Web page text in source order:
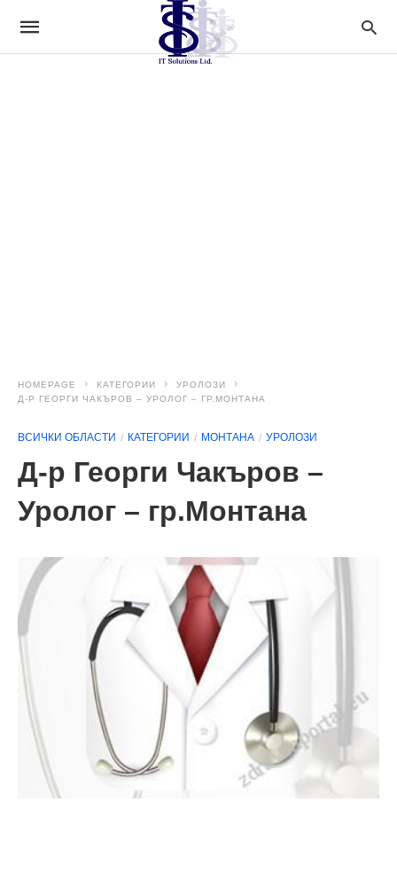
HOMEPAGE КАТЕГОРИИ
УРОЛОЗИ
Д-Р ГЕОРГИ ЧАКЪРОВ – УРОЛОГ – ГР.МОНТАНА
ВСИЧКИ ОБЛАСТИ КАТЕГОРИИ МОНТАНА УРОЛОЗИ
Д-р Георги Чакъров –
Уролог – гр.Монтана